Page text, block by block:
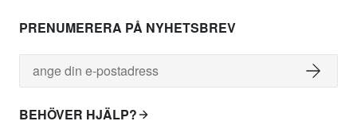
PRENUMERERA PÅ NYHETSBREV
BEHÖVER HJÄLP?